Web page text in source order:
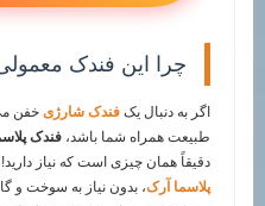
چرا این فندک
اگر به دنبال یکفندک شارژیخفن
طبیعت همراه شما باشد،فندک
دقیقاً همان چیزی است که نیاز دارید!
پلاسما آرک، بدون نیاز به سوخت و